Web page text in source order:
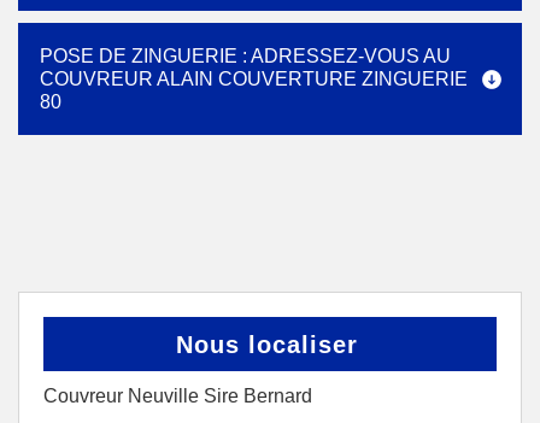
POSE DE ZINGUERIE : ADRESSEZ-VOUS AU
COUVREUR ALAIN COUVERTURE ZINGUERIE
80
Nous localiser
Couvreur Neuville Sire Bernard